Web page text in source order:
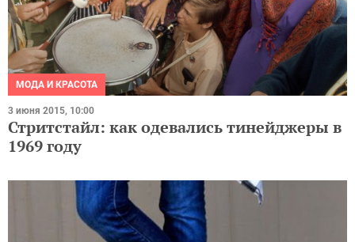
МОДА И КРАСОТА
3 июня 2015, 10:00
Стритстайл: как одевались тинейджеры в
1969 году